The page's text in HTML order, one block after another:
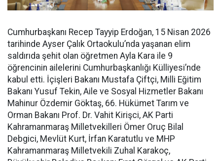
Cumhurbaşkanı Recep Tayyip Erdoğan, 15 Nisan 2026
tarihinde Ayser Çalık Ortaokulu’nda yaşanan elim
saldırıda şehit olan öğretmen Ayla Kara ile 9
öğrencinin ailelerini Cumhurbaşkanlığı Külliyesi’nde
kabul etti. İçişleri Bakanı Mustafa Çiftçi, Milli Eğitim
Bakanı Yusuf Tekin, Aile ve Sosyal Hizmetler Bakanı
Mahinur Özdemir Göktaş, 66. Hükümet Tarım ve
Orman Bakanı Prof. Dr. Vahit Kirişci, AK Parti
Kahramanmaraş Milletvekilleri Ömer Oruç Bilal
Debgici, Mevlüt Kurt, İrfan Karatutlu ve MHP
Kahramanmaraş Milletvekili Zuhal Karakoç,